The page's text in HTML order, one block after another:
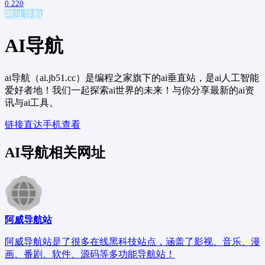
0 220
网址导航
AI导航
ai导航（ai.jb51.cc）是编程之家旗下的ai垂直站，是ai人工智能
爱好者地！我们一起探索ai世界的未来！与你分享最新的ai资
讯与ai工具。
链接直达手机查看
AI导航相关网址
阿威导航站
阿威导航站是了很多在线黑科技站点，涵盖了影视、音乐、漫
画、番剧、软件、源码等多功能导航站！